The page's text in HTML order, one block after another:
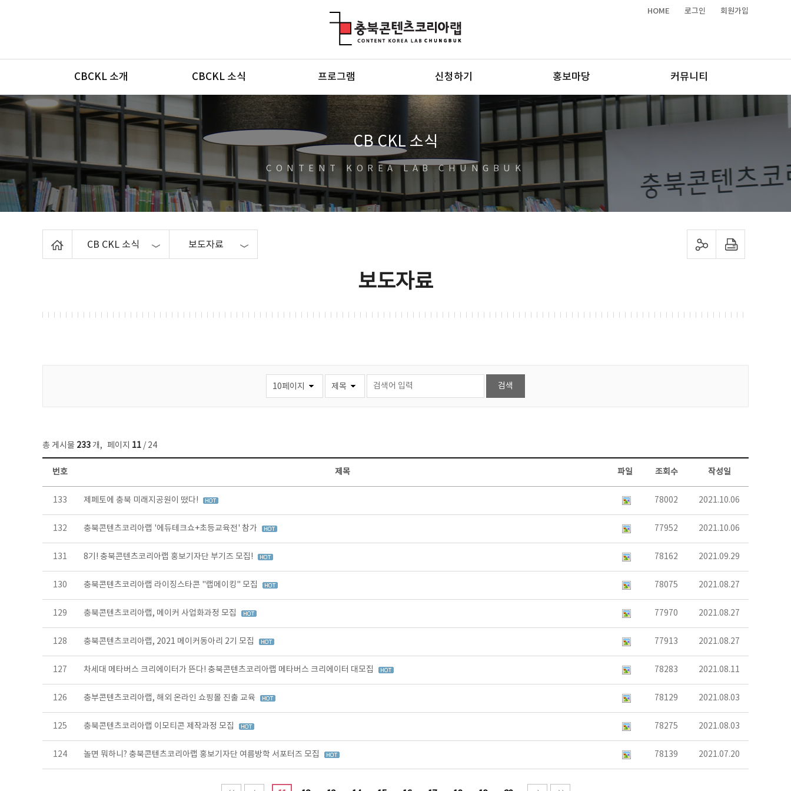
HOME 로그인 회원가입
메뉴
CBCKL 소개 CBCKL 소식 프로그램 신청하기 홍보마당 커뮤니티
CB CKL 소식
CONTENT KOREA LAB CHUNGBUK
CB CKL 소식 보도자료 sns 공유하기 프린트하기
보도자료
총 게시물 233 개, 페이지 11 / 24
보도자료 목록 - 번호, 제목, 작성자, 파일, 조회수, 작성일 정보 제공
번호 제목 파일 조회수 작성일
133 제페토에 충북 미래지공원이 떴다! 78002 2021.10.06
132 충북콘텐츠코리아랩 '에듀테크쇼+초등교육전' 참가 77952 2021.10.06
131 8기! 충북콘텐츠코리아랩 홍보기자단 부기즈 모집! 78162 2021.09.29
130 충북콘텐츠코리아랩 라이징스타콘 "랩메이킹" 모집 78075 2021.08.27
129 충북콘텐츠코리아랩, 메이커 사업화과정 모집 77970 2021.08.27
128 충북콘텐츠코리아랩, 2021 메이커동아리 2기 모집 77913 2021.08.27
127 차세대 메타버스 크리에이터가 뜬다! 충북콘텐츠코리아랩 메타버스 크리에이터 대모집 78283 2021.08.11
126 충부콘텐츠코리아랩, 해외 온라인 쇼핑몰 진출 교육 78129 2021.08.03
125 충북콘텐츠코리아랩 이모티콘 제작과정 모집 78275 2021.08.03
124 놀면 뭐하니? 충북콘텐츠코리아랩 홍보기자단 여름방학 서포터즈 모집 78139 2021.07.20